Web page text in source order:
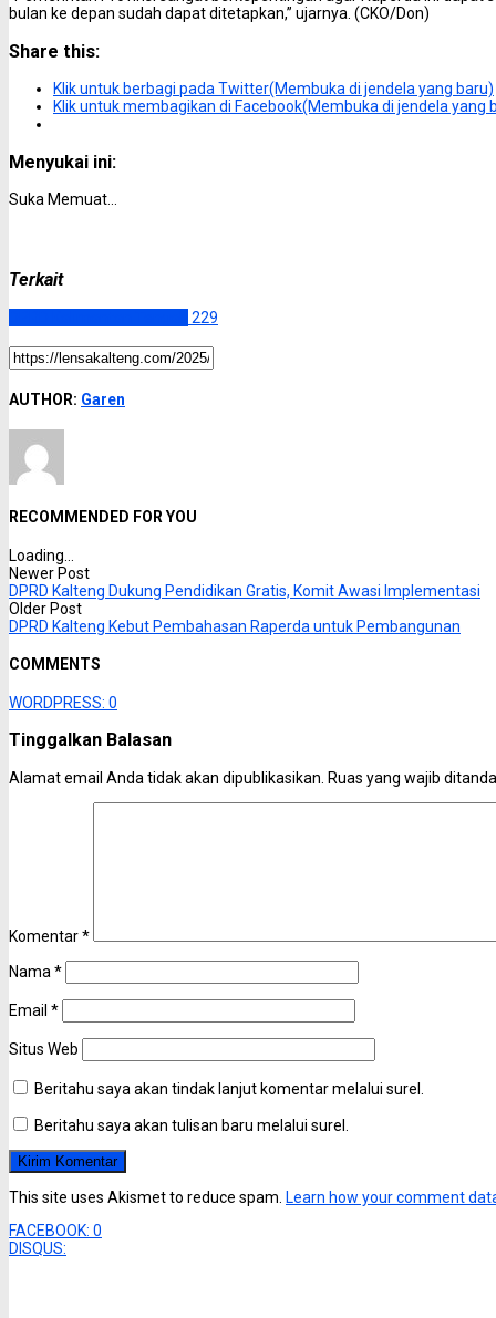
bulan ke depan sudah dapat ditetapkan,” ujarnya. (CKO/Don)
Share this:
Klik untuk berbagi pada Twitter(Membuka di jendela yang baru)
Klik untuk membagikan di Facebook(Membuka di jendela yang
Menyukai ini:
Suka Memuat...
Terkait
229
AUTHOR: Garen
RECOMMENDED FOR YOU
Loading...
Newer Post
DPRD Kalteng Dukung Pendidikan Gratis, Komit Awasi Implementasi
Older Post
DPRD Kalteng Kebut Pembahasan Raperda untuk Pembangunan
COMMENTS
WORDPRESS: 0
Tinggalkan Balasan
Alamat email Anda tidak akan dipublikasikan. Ruas yang wajib
Komentar*
Nama *
Email *
Situs Web
Beritahu saya akan tindak lanjut komentar melalui surel.
Beritahu saya akan tulisan baru melalui surel.
This site uses Akismet to reduce spam. Learn how your comment
FACEBOOK: 0
DISQUS: